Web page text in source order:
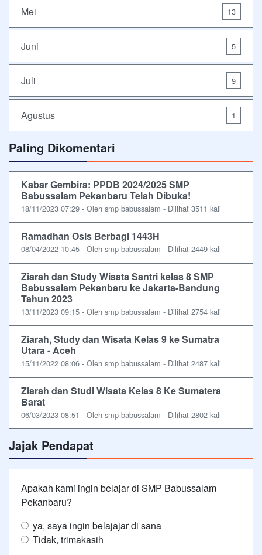
Mei 13
Juni 5
Juli 9
Agustus 1
Paling Dikomentari
Kabar Gembira: PPDB 2024/2025 SMP
Babussalam Pekanbaru Telah Dibuka!
18/11/2023 07:29 - Oleh smp babussalam - Dilihat 3511 kali
Ramadhan Osis Berbagi 1443H
08/04/2022 10:45 - Oleh smp babussalam - Dilihat 2449 kali
Ziarah dan Study Wisata Santri kelas 8 SMP
Babussalam Pekanbaru ke Jakarta-Bandung
Tahun 2023
13/11/2023 09:15 - Oleh smp babussalam - Dilihat 2754 kali
Ziarah, Study dan Wisata Kelas 9 ke Sumatra
Utara - Aceh
15/11/2022 08:06 - Oleh smp babussalam - Dilihat 2487 kali
Ziarah dan Studi Wisata Kelas 8 Ke Sumatera
Barat
06/03/2023 08:51 - Oleh smp babussalam - Dilihat 2802 kali
Jajak Pendapat
Apakah kami ingin belajar di SMP Babussalam
Pekanbaru?
ya, saya ingin belajajar di sana
Tidak, trimakasih